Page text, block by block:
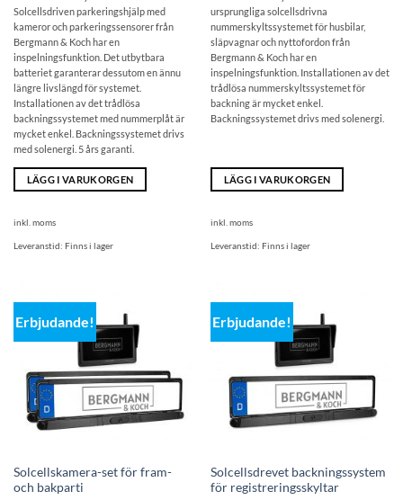
599,00
€
är:
489,00
€.
Solcellsdriven parkeringshjälp med
kameror och parkeringssensorer från
Bergmann & Koch har en
inspelningsfunktion. Det utbytbara
batteriet garanterar dessutom en ännu
längre livslängd för systemet.
Installationen av det trådlösa
backningssystemet med nummerplåt är
mycket enkel. Backningssystemet drivs
med solenergi. 5 års garanti.
LÄGG I VARUKORGEN
inkl. moms
Leveranstid: Finns i lager
499,00
€
är:
389,00
€.
ursprungliga solcellsdrivna
nummerskyltssystemet för husbilar,
släpvagnar och nyttofordonfrån
Bergmann & Koch har en
inspelningsfunktion. Installationen av det
trådlösa nummerskyltssystemet för
backning är mycket enkel.
Backningssystemet drivs med solenergi.
LÄGG I VARUKORGEN
inkl. moms
Leveranstid: Finns i lager
Erbjudande!
Solcellskamera-set för fram-
och bakparti
Erbjudande!
Solcellsdrevet backningssystem
för registreringsskyltar